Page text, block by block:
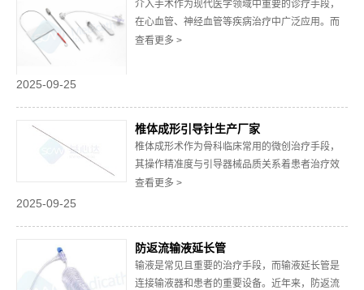
和导丝组...
介入手术作为现代医学领域中重要的诊疗手段，
在心血管、神经血管等疾病治疗中广泛应用。而
桡动脉入路凭借创伤小、术后恢复快等特点，成
桡动脉导管鞘核心的作用在于为介入手术构建稳
定且安全的...
查看更多 >
2025-09-25
椎体成形引导针生产厂家
椎体成形术作为骨科临床常用的微创治疗手段，
其操作精准度与引导器械品质关系着患者治疗效
果。引导针作为该手术中的核心器械，需在硬
任，需通过系统化的生产管理、技术创新与质量
控制，为临...
查看更多 >
2025-09-25
防返流输液延长管
输液是常见且重要的治疗手段，而输液延长管是
连接输液器和患者的重要设备。近年来，防返流